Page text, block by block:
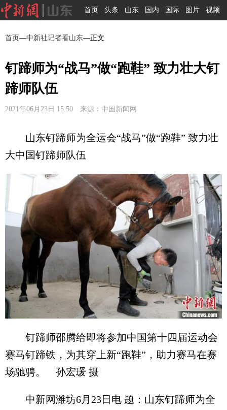
首页 头条 山东 国内 国际 图片 视频
首页—中新社记者看山东—正文
钉蹄师为“战马”做“跑鞋” 致力壮大钉
蹄师队伍
2021年06月23日 15:50 来源：中国新闻网
山东钉蹄师为全运会“战马”做“跑鞋” 致力壮
大中国钉蹄师队伍
钉蹄师邵腾给即将参加中国第十四届运动会
赛马钉蹄铁，为其穿上新“跑鞋”，助力赛马在赛
场驰骋。 孙宏瑗 摄
中新网潍坊6月23日电 题：山东钉蹄师为全